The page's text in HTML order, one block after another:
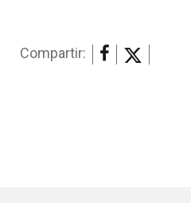
Compartir: